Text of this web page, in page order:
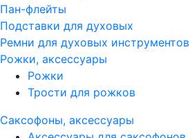
Пан-флейты
Подставки для духовых
Ремни для духовых инструментов
Рожки, аксессуары
Рожки
Трости для рожков
Саксофоны, аксессуары